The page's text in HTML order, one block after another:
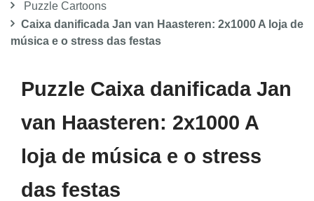
Puzzle Cartoons
Caixa danificada Jan van Haasteren: 2x1000 A loja de
música e o stress das festas
Puzzle Caixa danificada Jan
van Haasteren: 2x1000 A
loja de música e o stress
das festas